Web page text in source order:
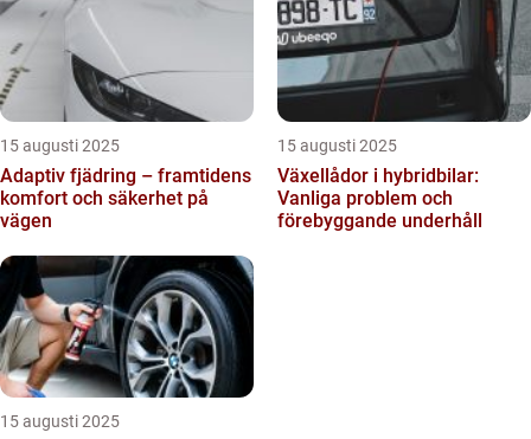
15 augusti 2025
Adaptiv fjädring – framtidens
komfort och säkerhet på
vägen
15 augusti 2025
Växellådor i hybridbilar:
Vanliga problem och
förebyggande underhåll
15 augusti 2025